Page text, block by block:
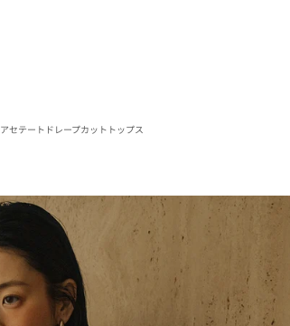
アセテートドレープカットトップス